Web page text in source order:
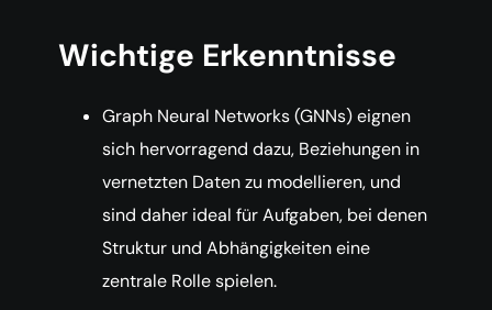
Wichtige Erkenntnisse
Graph Neural Networks (GNNs) eignen
sich hervorragend dazu, Beziehungen in
vernetzten Daten zu modellieren, und
sind daher ideal für Aufgaben, bei denen
Struktur und Abhängigkeiten eine
zentrale Rolle spielen.